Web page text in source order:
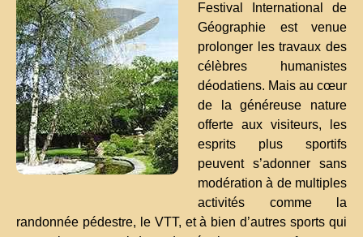
Festival International de
Géographie est venue
prolonger les travaux des
célèbres humanistes
déodatiens. Mais au cœur
de la généreuse nature
offerte aux visiteurs, les
esprits plus sportifs
peuvent s’adonner sans
modération à de multiples
activités comme la
randonnée pédestre, le VTT, et à bien d’autres sports qui